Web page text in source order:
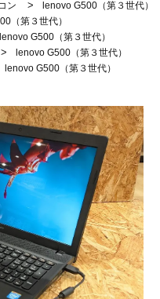
ン >
lenovo G500（第３世代）
（第３世代）
lenovo G500（第３世代）
>
lenovo G500（第３世代）
lenovo G500（第３世代）